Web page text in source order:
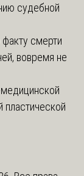
судебной
смерти
вовремя не
пластической